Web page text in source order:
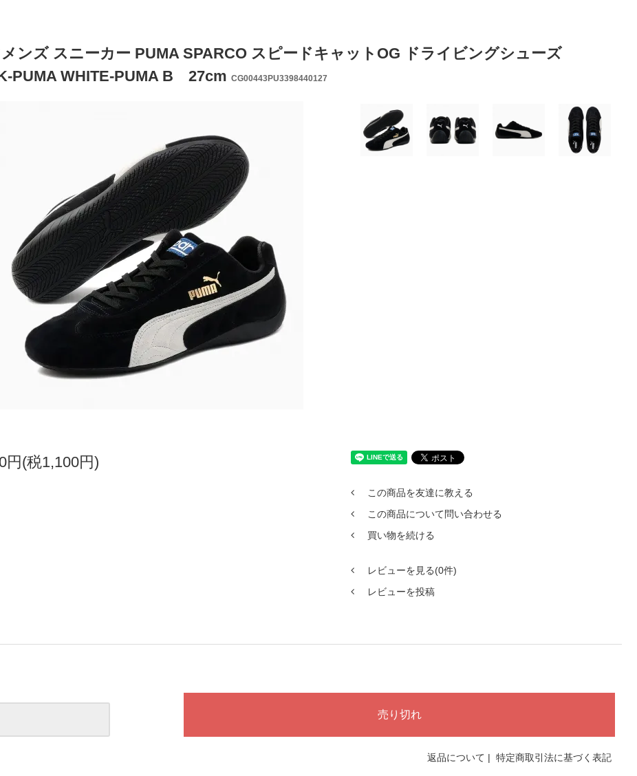
ンズ スニーカー PUMA SPARCO スピードキャットOG ドライビングシューズ
PUMA WHITE-PUMA B 27cm CG00443PU3398440127
円(税1,100円)
この商品を友達に教える
この商品について問い合わせる
買い物を続ける
レビューを見る(0件)
レビューを投稿
返品について | 特定商取引法に基づく表記